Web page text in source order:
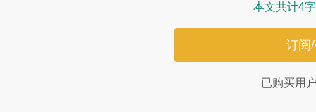
本文共计4
订阅
已购买用